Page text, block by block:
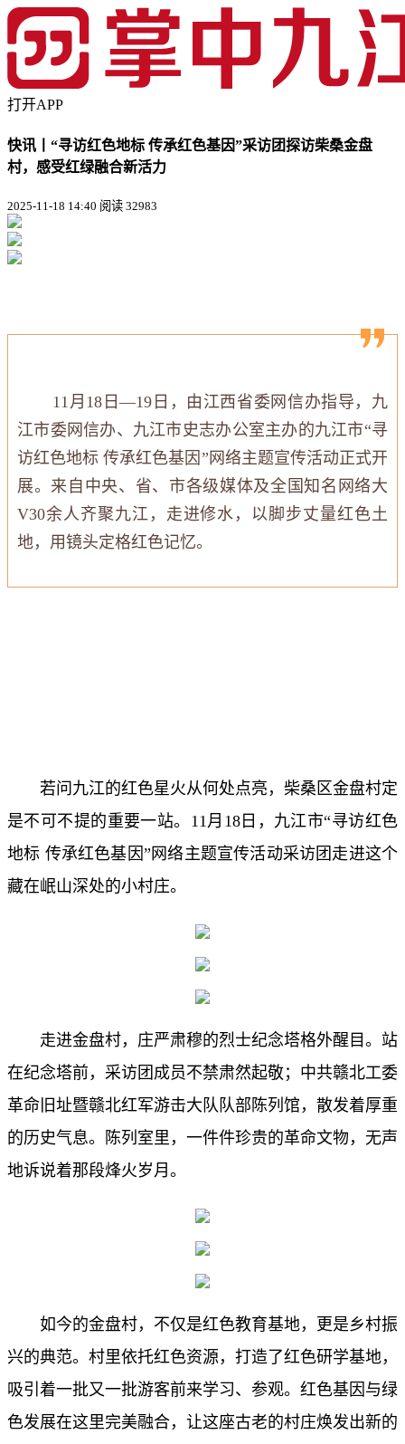
打开APP
快讯丨“寻访红色地标 传承红色基因”采访团探访柴桑金盘
村，感受红绿融合新活力
2025-11-18 14:40 阅读 32983
11月18日—19日，由江西省委网信办指导，九
江市委网信办、九江市史志办公室主办的九江市“寻
访红色地标 传承红色基因”网络主题宣传活动正式开
展。来自中央、省、市各级媒体及全国知名网络大
V30余人齐聚九江，走进修水，以脚步丈量红色土
地，用镜头定格红色记忆。
若问九江的红色星火从何处点亮，柴桑区金盘村定
是不可不提的重要一站。11月18日，九江市“寻访红色
地标 传承红色基因”网络主题宣传活动采访团走进这个
藏在岷山深处的小村庄。
走进金盘村， 庄严肃穆的烈士纪念塔格外醒目。站
在纪念塔前，采访团成员不禁肃然起敬； 中共赣北工委
革命旧址暨赣北红军游击大队队部陈列馆，散发着厚重
的历史气息。陈列室里，一件件珍贵的革命文物，无声
地诉说着那段烽火岁月。
如今的金盘村，不仅是红色教育基地，更是乡村振
兴的典范。村里依托红色资源，打造了红色研学基地，
吸引着一批又一批游客前来学习、参观。红色基因与绿
色发展在这里完美融合，让这座古老的村庄焕发出新的